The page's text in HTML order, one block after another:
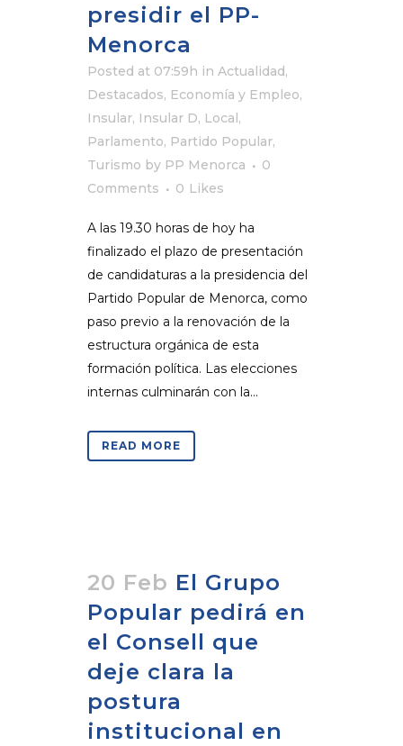
presidir el PP-
Menorca
Posted at 07:59h in Actualidad,
Destacados, Economía y Empleo,
Insular, Insular D, Local,
Parlamento, Partido Popular,
Turismo by PP Menorca
0
Comments
0 Likes
A las 19.30 horas de hoy ha
finalizado el plazo de presentación
de candidaturas a la presidencia del
Partido Popular de Menorca, como
paso previo a la renovación de la
estructura orgánica de esta
formación política. Las elecciones
internas culminarán con la...
READ MORE
20 Feb El Grupo
Popular pedirá en
el Consell que
deje clara la
postura
institucional en